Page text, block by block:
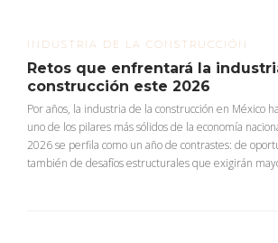
INDUSTRIA DE LA CONSTRUCCIÓN
Retos que enfrentará la
construcción este 2026
Por años, la industria de la construcción en México
uno de los pilares más sólidos de la economía
2026 se perfila como un año de contrastes: de
también de desafíos estructurales que exigirán